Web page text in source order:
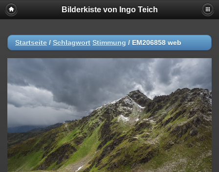
Bilderkiste von Ingo Teich
Startseite / Schlagwort Stimmung / EM206858 web